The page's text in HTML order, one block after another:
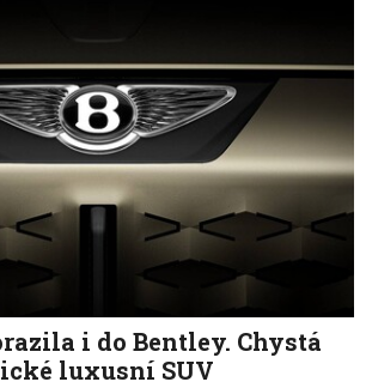
i do Bentley. Chystá
luxusní SUV